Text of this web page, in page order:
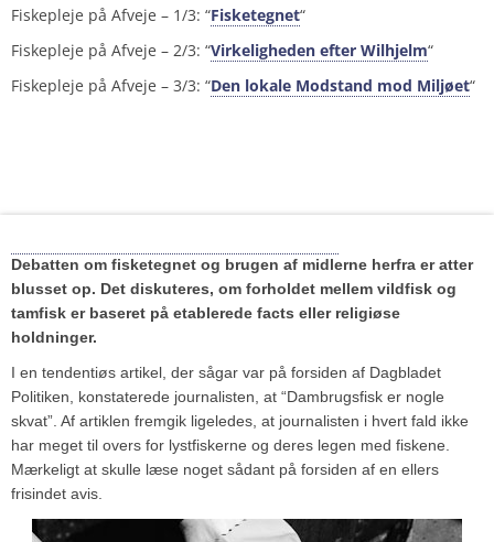
Fiskepleje på Afveje – 1/3: “Fisketegnet“
Fiskepleje på Afveje – 2/3: “Virkeligheden efter Wilhjelm“
Fiskepleje på Afveje – 3/3: “Den lokale Modstand mod Miljøet“
Debatten om fisketegnet og brugen af midlerne herfra er atter
blusset op. Det diskuteres, om forholdet mellem vildfisk og
tamfisk er baseret på etablerede facts eller religiøse
holdninger.
I en tendentiøs artikel, der sågar var på forsiden af Dagbladet
Politiken, konstaterede journalisten, at “Dambrugsfisk er nogle
skvat”. Af artiklen fremgik ligeledes, at journalisten i hvert fald ikke
har meget til overs for lystfiskerne og deres legen med fiskene.
Mærkeligt at skulle læse noget sådant på forsiden af en ellers
frisindet avis.